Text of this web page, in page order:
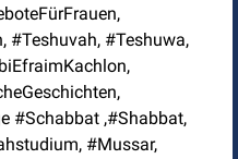
#Teshuvah, #Teshuwa,
#Schabbat ,#Shabbat,
#Mussar,